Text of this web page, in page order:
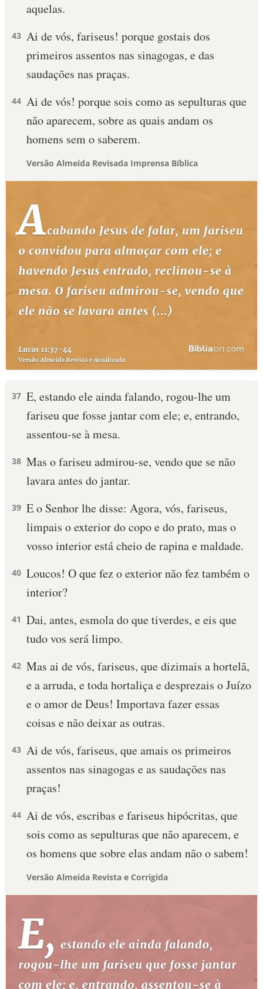
aquelas.
43 Ai de vós, fariseus! porque gostais dos
primeiros assentos nas sinagogas, e das
saudações nas praças.
44 Ai de vós! porque sois como as sepulturas que
não aparecem, sobre as quais andam os
homens sem o saberem.
Versão Almeida Revisada Imprensa Bíblica
37 E, estando ele ainda falando, rogou-lhe um
fariseu que fosse jantar com ele; e, entrando,
assentou-se à mesa.
38 Mas o fariseu admirou-se, vendo que se não
lavara antes do jantar.
39 E o Senhor lhe disse: Agora, vós, fariseus,
limpais o exterior do copo e do prato, mas o
vosso interior está cheio de rapina e maldade.
40 Loucos! O que fez o exterior não fez também o
interior?
41 Dai, antes, esmola do que tiverdes, e eis que
tudo vos será limpo.
42 Mas ai de vós, fariseus, que dizimais a hortelã,
e a arruda, e toda hortaliça e desprezais o Juízo
e o amor de Deus! Importava fazer essas
coisas e não deixar as outras.
43 Ai de vós, fariseus, que amais os primeiros
assentos nas sinagogas e as saudações nas
praças!
44 Ai de vós, escribas e fariseus hipócritas, que
sois como as sepulturas que não aparecem, e
os homens que sobre elas andam não o sabem!
Versão Almeida Revista e Corrigida